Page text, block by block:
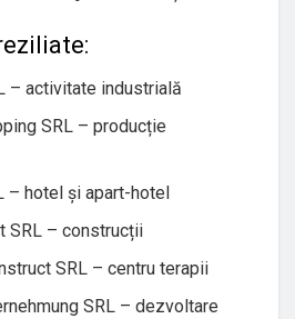
– activitate industrială
SRL – producție
– hotel și apart-hotel
SRL – construcții
SRL – centru terapii
SRL – dezvoltare